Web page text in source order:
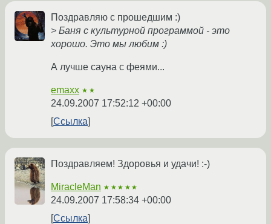
Поздравляю с прошедшим :)
> Баня с культурной программой - это
хорошо. Это мы любим :)
А лучше сауна с феями...
emaxx ★★
24.09.2007 17:52:12 +00:00
Ссылка
Поздравляем! Здоровья и удачи! :-)
MiracleMan ★★★★★
24.09.2007 17:58:34 +00:00
Ссылка